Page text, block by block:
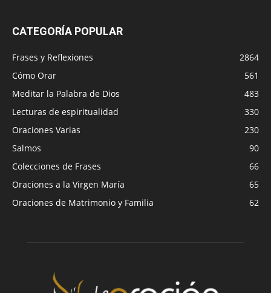
CATEGORÍA POPULAR
Frases y Reflexiones
2864
Cómo Orar
561
Meditar la Palabra de Dios
483
Lecturas de espiritualidad
330
Oraciones Varias
230
Salmos
90
Colecciones de Frases
66
Oraciones a la Virgen María
65
Oraciones de Matrimonio y Familia
62